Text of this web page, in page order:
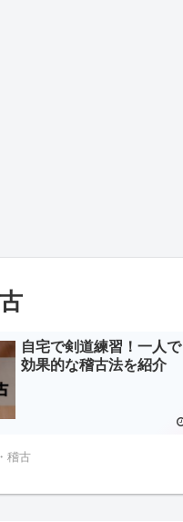
自宅で剣道練習！一人
効果的な稽古法を紹介
稽古